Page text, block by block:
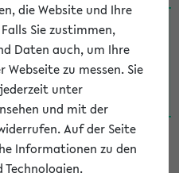
nach dem24.07.2026
haben:
die Website und Ihre
Sie zustimmen,
Daten auch, um Ihre
zu messen. Sie
unter
und mit der
Auf der Seite
Informationen zu den
Technologien.